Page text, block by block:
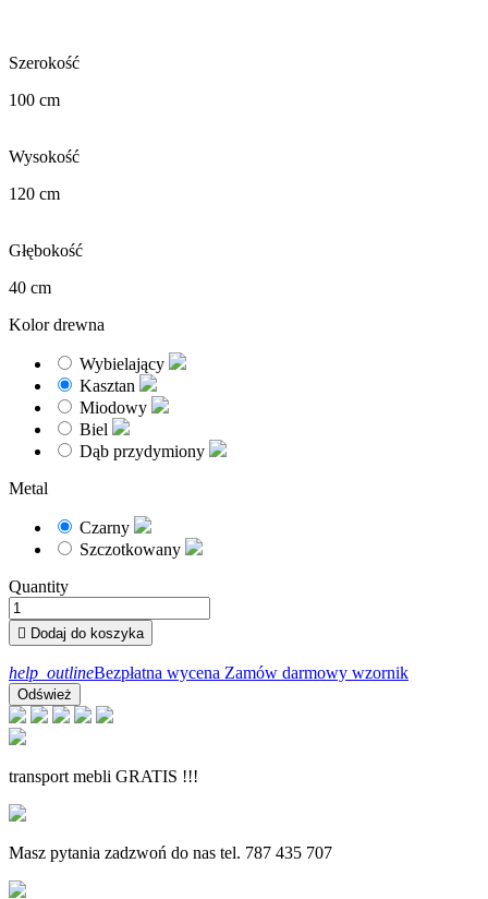
Szerokość
100 cm
Wysokość
120 cm
Głębokość
40 cm
Kolor drewna
Wybielający
Kasztan
Miodowy
Biel
Dąb przydymiony
Metal
Czarny
Szczotkowany
Quantity
 Dodaj do koszyka
help_outlineBezpłatna wycena Zamów darmowy wzornik
transport mebli GRATIS !!!
Masz pytania zadzwoń do nas tel. 787 435 707